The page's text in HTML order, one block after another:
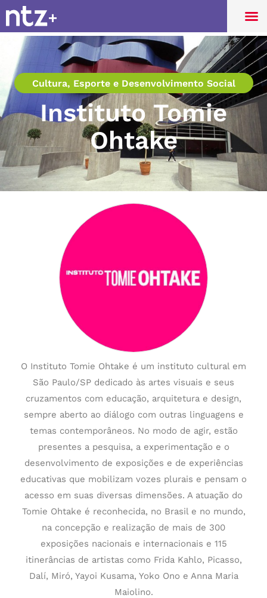
Cultura, Esporte e Desenvolvimento Social
Instituto Tomie
Ohtake
O Instituto Tomie Ohtake é um instituto cultural em
São Paulo/SP dedicado às artes visuais e seus
cruzamentos com educação, arquitetura e design,
sempre aberto ao diálogo com outras linguagens e
temas contemporâneos. No modo de agir, estão
presentes a pesquisa, a experimentação e o
desenvolvimento de exposições e de experiências
educativas que mobilizam vozes plurais e pensam o
acesso em suas diversas dimensões. A atuação do
Tomie Ohtake é reconhecida, no Brasil e no mundo,
na concepção e realização de mais de 300
exposições nacionais e internacionais e 115
itinerâncias de artistas como Frida Kahlo, Picasso,
Dalí, Miró, Yayoi Kusama, Yoko Ono e Anna Maria
Maiolino.